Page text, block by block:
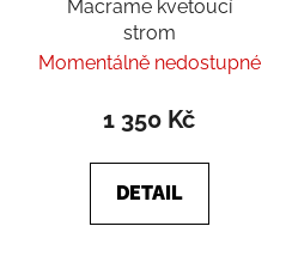
Macrame kvetoucí
strom
Momentálně nedostupné
1 350 Kč
DETAIL